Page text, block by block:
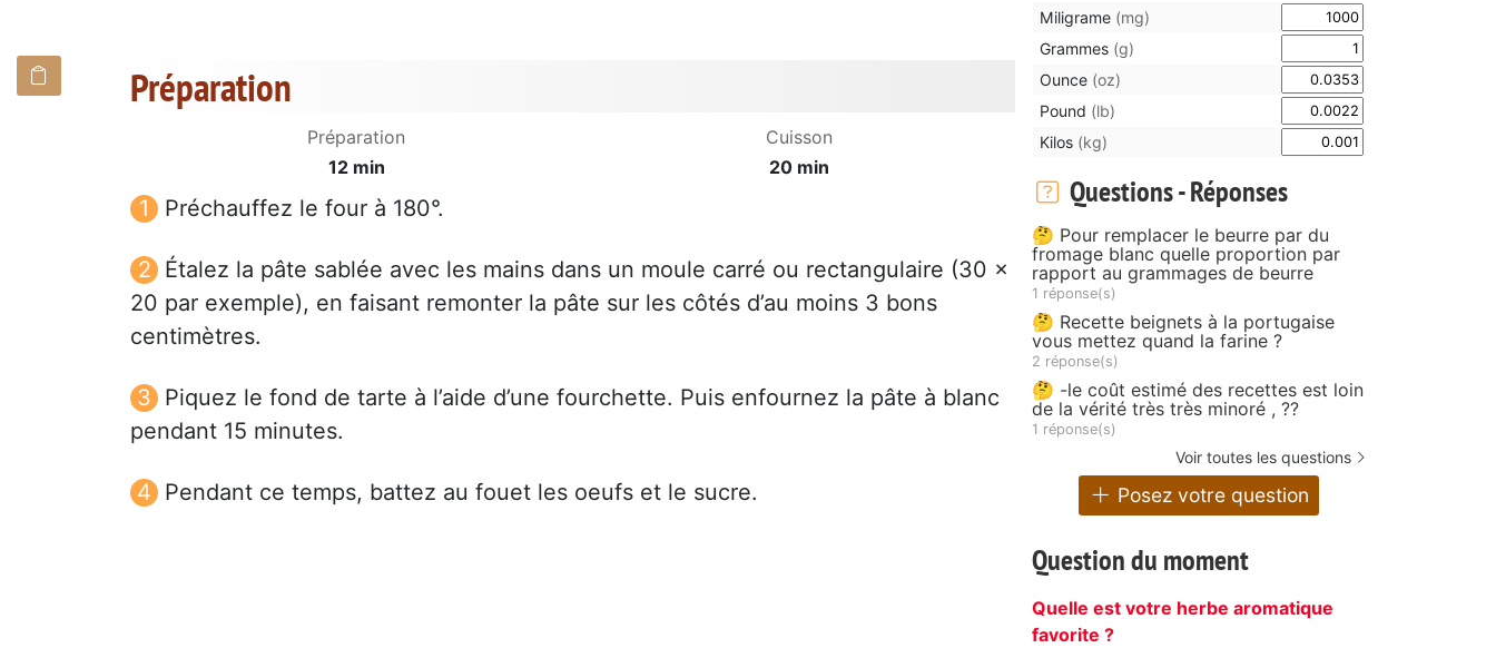
Préparation
Préparation
12 min
Cuisson
20 min
Préchauffez le four à 180°.
Étalez la pâte sablée avec les mains dans un moule carré ou rectangulaire (30 x
20 par exemple), en faisant remonter la pâte sur les côtés d’au moins 3 bons
centimètres.
Piquez le fond de tarte à l’aide d’une fourchette. Puis enfournez la pâte à blanc
pendant 15 minutes.
Pendant ce temps, battez au fouet les oeufs et le sucre.
Miligrame (mg)
Grammes (g)
Ounce (oz)
Pound (lb)
Kilos (kg)
Questions - Réponses
🤔 Pour remplacer le beurre par du
fromage blanc quelle proportion par
rapport au grammages de beurre
1 réponse(s)
🤔 Recette beignets à la portugaise
vous mettez quand la farine ?
2 réponse(s)
🤔 -le coût estimé des recettes est loin
de la vérité très très minoré , ??
1 réponse(s)
Voir toutes les questions
Posez votre question
Question du moment
Quelle est votre herbe aromatique
favorite ?